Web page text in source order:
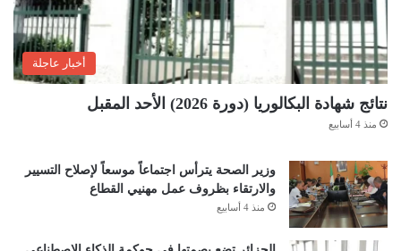
أخبار عاجلة
نتائج شهادة البكالوريا (دورة 2026) الأحد المقبل
منذ 4 أسابيع
وزير الصحة يترأس اجتماعاً موسعاً لإصلاح التسيير
والارتقاء بظروف عمل مهنيي القطاع
منذ 4 أسابيع